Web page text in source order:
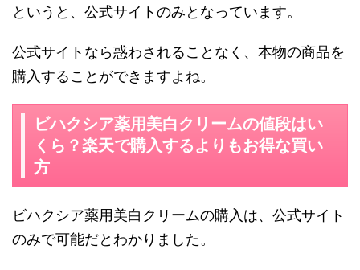
というと、公式サイトのみとなっています。
公式サイトなら惑わされることなく、本物の商品を
購入することができますよね。
ビハクシア薬用美白クリームの値段はい
くら？楽天で購入するよりもお得な買い
方
ビハクシア薬用美白クリームの購入は、公式サイト
のみで可能だとわかりました。